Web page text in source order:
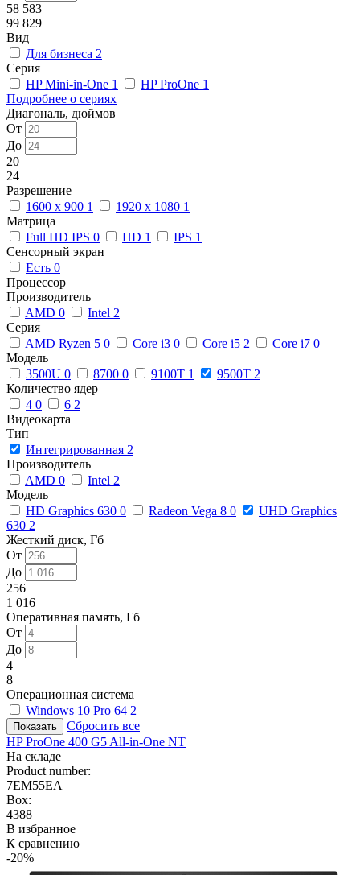
58 583
99 829
Вид
Для бизнеса 2
Серия
HP Mini-in-One 1 HP ProOne 1
Подробнее о сериях
Диагональ, дюймов
От
До
20
24
Разрешение
1600 x 900 1 1920 x 1080 1
Матрица
Full HD IPS 0 HD 1 IPS 1
Сенсорный экран
Есть 0
Процессор
Производитель
AMD 0 Intel 2
Серия
AMD Ryzen 5 0 Core i3 0 Core i5 2 Core i7 0
Модель
3500U 0 8700 0 9100T 1 9500T 2
Количество ядер
4 0 6 2
Видеокарта
Тип
Интегрированная 2
Производитель
AMD 0 Intel 2
Модель
HD Graphics 630 0 Radeon Vega 8 0
UHD Graphics
630 2
Жесткий диск, Гб
От
До
256
1 016
Оперативная память, Гб
От
До
4
8
Операционная система
Windows 10 Pro 64 2
Сбросить все
HP ProOne 400 G5 All-in-One NT
На складе
Product number:
7EM55EA
Box:
4388
В избранное
К сравнению
-20%